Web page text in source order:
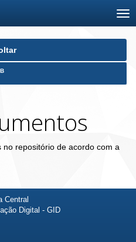
repositório de acordo com a
Central
Digital - GID